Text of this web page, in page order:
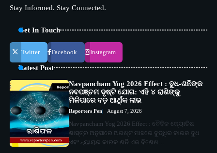
Stay Informed. Stay Connected.
Get In Touch
Twitter Facebook Instagram
Latest Post
Navpancham Yog 2026 Effect : ବୁଧ-ଶନିଙ୍କ
ନବପଞ୍ଚମ ଦୃଷ୍ଟି ଯୋଗ: ଏହି ୪ ରାଶିଙ୍କୁ
ମିଳିପାରେ ବଡ଼ ଆର୍ଥିକ ଲାଭ
Reporters Pen August 7, 2026
Navpancham Yog 2026 Effect : ବୈଦିକ ଜ୍ୟୋତିଷ
ଶାସ୍ତ୍ର ଅନୁସାରେ ଅଗଷ୍ଟ ମାସରେ ବୁଦ୍ଧିର କାରକ ବୁଧ
ଏବଂ ନ୍ୟାୟର କାରକ ଶନି ଏକ ବିଶେଷ…